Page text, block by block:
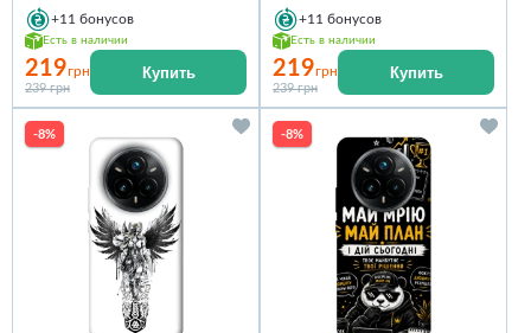
+11 бонусов
Есть в наличии
219грн
239 грн
Купить
+11 бонусов
Есть в наличии
219грн
239 грн
Купить
-8% -8%